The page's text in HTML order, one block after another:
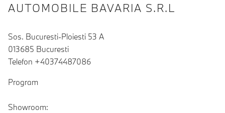
AUTOMOBILE BAVARIA S.R.L
Sos. Bucuresti-Ploiesti 53 A
013685 Bucuresti
Telefon +40374487086
Program
Showroom: